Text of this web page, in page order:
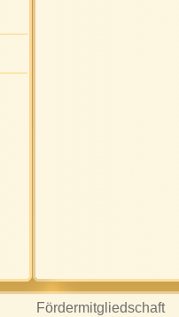
Fördermitgliedschaft